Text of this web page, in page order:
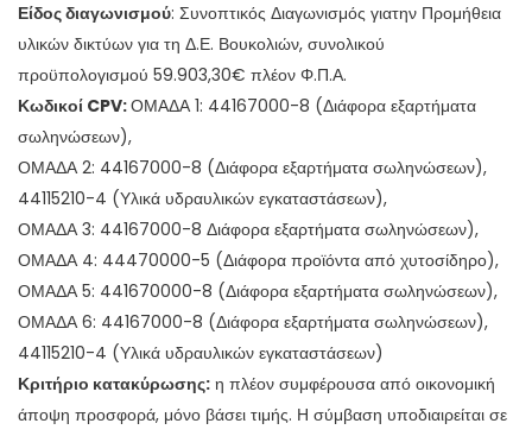
Είδος διαγωνισμού: Συνοπτικός Διαγωνισμός γιατην Προμήθεια
υλικών δικτύων για τη Δ.Ε. Βουκολιών, συνολικού
προϋπολογισμού 59.903,30€ πλέον Φ.Π.Α.
Κωδικοί CPV:ΟΜΑΔΑ 1: 44167000-8 (Διάφορα εξαρτήματα
σωληνώσεων),
ΟΜΑΔΑ 2: 44167000-8 (Διάφορα εξαρτήματα σωληνώσεων),
44115210-4 (Υλικά υδραυλικών εγκαταστάσεων),
ΟΜΑΔΑ 3: 44167000-8 Διάφορα εξαρτήματα σωληνώσεων),
ΟΜΑΔΑ 4: 44470000-5 (Διάφορα προϊόντα από χυτοσίδηρο),
ΟΜΑΔΑ 5: 441670000-8 (Διάφορα εξαρτήματα σωληνώσεων),
ΟΜΑΔΑ 6: 44167000-8 (Διάφορα εξαρτήματα σωληνώσεων),
44115210-4 (Υλικά υδραυλικών εγκαταστάσεων)
Κριτήριο κατακύρωσης: η πλέον συμφέρουσα από οικονομική
άποψη προσφορά, μόνο βάσει τιμής. Η σύμβαση υποδιαιρείται σε